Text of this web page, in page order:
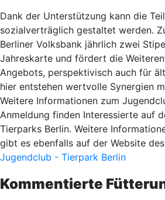
Dank der Unterstützung kann die
sozialverträglich gestaltet werden.
Berliner Volksbank jährlich zwei
Jahreskarte und fördert die
Angebots, perspektivisch auch für
hier entstehen wertvolle Synergien
Weitere Informationen zum
Anmeldung finden Interessierte auf
Tierparks Berlin. Weitere
gibt es ebenfalls auf der Website
Jugendclub - Tierpark Berlin
Kommentierte